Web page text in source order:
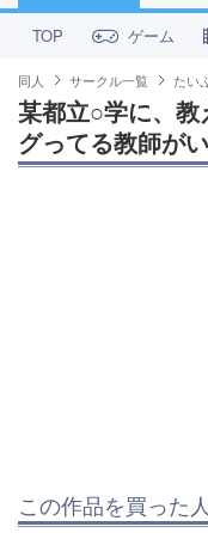
TOP ゲーム
同人 サークル一覧 たい
某都立○学に、
グってる教師が
この作品を買った